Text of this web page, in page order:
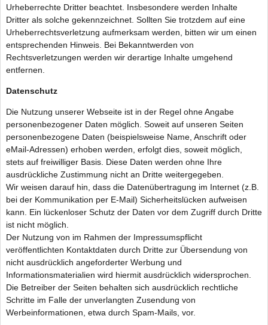
Urheberrechte Dritter beachtet. Insbesondere werden Inhalte
Dritter als solche gekennzeichnet. Sollten Sie trotzdem auf eine
Urheberrechtsverletzung aufmerksam werden, bitten wir um einen
entsprechenden Hinweis. Bei Bekanntwerden von
Rechtsverletzungen werden wir derartige Inhalte umgehend
entfernen.
Datenschutz
Die Nutzung unserer Webseite ist in der Regel ohne Angabe
personenbezogener Daten möglich. Soweit auf unseren Seiten
personenbezogene Daten (beispielsweise Name, Anschrift oder
eMail-Adressen) erhoben werden, erfolgt dies, soweit möglich,
stets auf freiwilliger Basis. Diese Daten werden ohne Ihre
ausdrückliche Zustimmung nicht an Dritte weitergegeben.
Wir weisen darauf hin, dass die Datenübertragung im Internet (z.B.
bei der Kommunikation per E-Mail) Sicherheitslücken aufweisen
kann. Ein lückenloser Schutz der Daten vor dem Zugriff durch Dritte
ist nicht möglich.
Der Nutzung von im Rahmen der Impressumspflicht
veröffentlichten Kontaktdaten durch Dritte zur Übersendung von
nicht ausdrücklich angeforderter Werbung und
Informationsmaterialien wird hiermit ausdrücklich widersprochen.
Die Betreiber der Seiten behalten sich ausdrücklich rechtliche
Schritte im Falle der unverlangten Zusendung von
Werbeinformationen, etwa durch Spam-Mails, vor.